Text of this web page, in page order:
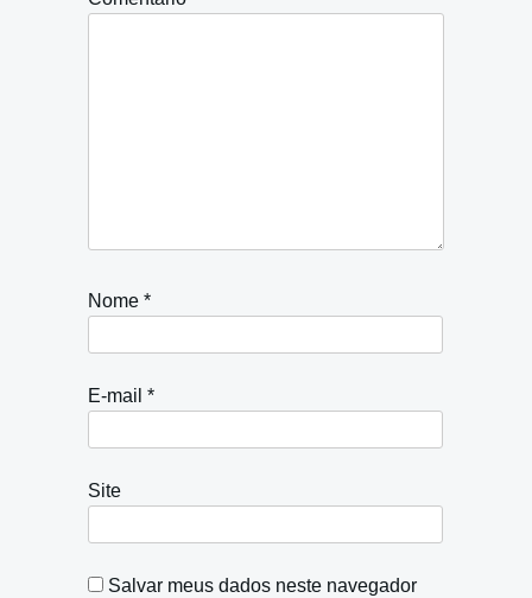
Nome *
E-mail *
Site
Salvar meus dados neste navegador